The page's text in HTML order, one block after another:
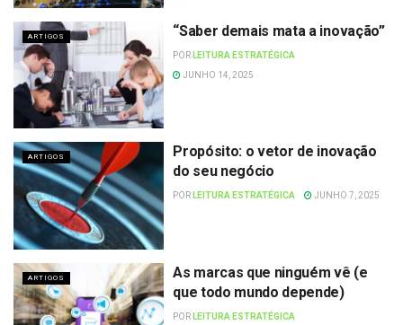
ARTIGOS “Saber demais mata a inovação”
POR LEITURA ESTRATÉGICA
JUNHO 14, 2025
ARTIGOS
Propósito: o vetor de inovação
do seu negócio
POR LEITURA ESTRATÉGICA JUNHO 7, 2025
ARTIGOS
As marcas que ninguém vê (e
que todo mundo depende)
POR LEITURA ESTRATÉGICA